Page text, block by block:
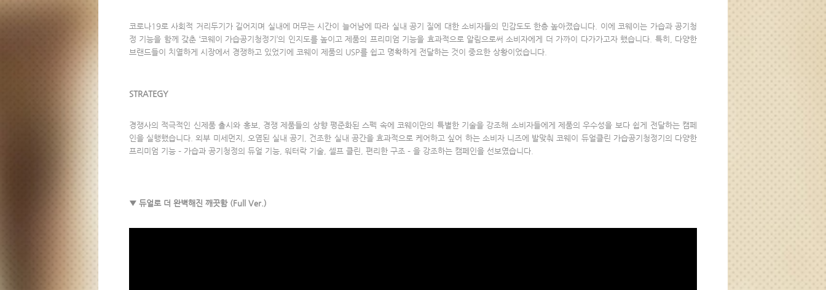
코로나19로 사회적 거리두기가 길어지며 실내에 머무는 시간이 늘어남에 따라 실내 공기 질에 대한 소비자들의 민감도도 한층 높아졌습니다. 이에 코웨이는 가습과 공기청
정 기능을 함께 갖춘 ‘코웨이 가습공기청정기’의 인지도를 높이고 제품의 프리미엄 기능을 효과적으로 알림으로써 소비자에게 더 가까이 다가가고자 했습니다. 특히, 다양한
브랜드들이 치열하게 시장에서 경쟁하고 있었기에 코웨이 제품의 USP를 쉽고 명확하게 전달하는 것이 중요한 상황이었습니다.
STRATEGY
경쟁사의 적극적인 신제품 출시와 홍보, 경쟁 제품들의 상향 평준화된 스펙 속에 코웨이만의 특별한 기술을 강조해 소비자들에게 제품의 우수성을 보다 쉽게 전달하는 캠페
인을 실행했습니다. 외부 미세먼지, 오염된 실내 공기, 건조한 실내 공간을 효과적으로 케어하고 싶어 하는 소비자 니즈에 발맞춰 코웨이 듀얼클린 가습공기청정기의 다양한
프리미엄 기능 – 가습과 공기청정의 듀얼 기능, 워터락 기술, 셀프 클린, 편리한 구조 – 을 강조하는 캠페인을 선보였습니다.
▼ 듀얼로 더 완벽해진 깨끗함 (Full Ver.)